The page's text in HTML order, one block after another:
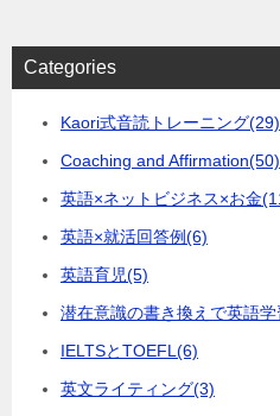
Categories
Kaori式音読トレーニング(29)
Coaching and Affirmation(50)
英語×ネットビジネス×お金
英語×就活回答例(6)
英語育児(5)
潜在意識の書き換えで英語
IELTSとTOEFL (6)
英文ライティング(3)